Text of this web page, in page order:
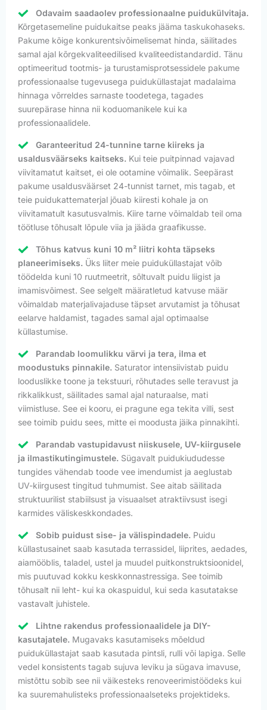
Odavaim saadaolev professionaalne puidukülvitaja.
Kõrgetasemeline puidukaitse peaks jääma taskukohaseks.
Pakume kõige konkurentsivõimelisemat hinda, säilitades
samal ajal kõrgekvaliteedilised kvaliteedistandardid. Tänu
optimeeritud tootmis- ja turustamisprotsessidele pakume
professionaalse tugevusega puiduküllastajat madalaima
hinnaga võrreldes sarnaste toodetega, tagades
suurepärase hinna nii koduomanikele kui ka
professionaalidele.
Garanteeritud 24-tunnine tarne kiireks ja
usaldusväärseks kaitseks. Kui teie puitpinnad vajavad
viivitamatut kaitset, ei ole ootamine võimalik. Seepärast
pakume usaldusväärset 24-tunnist tarnet, mis tagab, et
teie puidukattematerjal jõuab kiiresti kohale ja on
viivitamatult kasutusvalmis. Kiire tarne võimaldab teil oma
töötluse tõhusalt lõpule viia ja jääda graafikusse.
Tõhus katvus kuni 10 m² liitri kohta täpseks
planeerimiseks. Üks liiter meie puiduküllastajat võib
töödelda kuni 10 ruutmeetrit, sõltuvalt puidu liigist ja
imamisvõimest. See selgelt määratletud katvuse määr
võimaldab materjalivajaduse täpset arvutamist ja tõhusat
eelarve haldamist, tagades samal ajal optimaalse
küllastumise.
Parandab loomulikku värvi ja tera, ilma et
moodustuks pinnakile. Saturator intensiivistab puidu
looduslikke toone ja tekstuuri, rõhutades selle teravust ja
rikkalikkust, säilitades samal ajal naturaalse, mati
viimistluse. See ei kooru, ei pragune ega tekita villi, sest
see toimib puidu sees, mitte ei moodusta jäika pinnakihti.
Parandab vastupidavust niiskusele, UV-kiirgusele
ja ilmastikutingimustele. Sügavalt puidukiududesse
tungides vähendab toode vee imendumist ja aeglustab
UV-kiirgusest tingitud tuhmumist. See aitab säilitada
struktuurilist stabiilsust ja visuaalset atraktiivsust isegi
karmides väliskeskkondades.
Sobib puidust sise- ja välispindadele. Puidu
küllastusainet saab kasutada terrassidel, liiprites, aedades,
aiamööblis, taladel, ustel ja muudel puitkonstruktsioonidel,
mis puutuvad kokku keskkonnastressiga. See toimib
tõhusalt nii leht- kui ka okaspuidul, kui seda kasutatakse
vastavalt juhistele.
Lihtne rakendus professionaalidele ja DIY-
kasutajatele. Mugavaks kasutamiseks mõeldud
puiduküllastajat saab kasutada pintsli, rulli või lapiga. Selle
vedel konsistents tagab sujuva leviku ja sügava imavuse,
mistõttu sobib see nii väikesteks renoveerimistöödeks kui
ka suuremahulisteks professionaalseteks projektideks.